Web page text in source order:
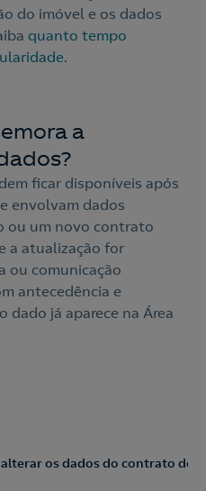
do imóvel e os dados
quanto tempo
.
a
ficar disponíveis após
envolvam dados
ou um novo contrato
a atualização for
ou comunicação
antecedência e
dado já aparece na Área
os dados do contrato de